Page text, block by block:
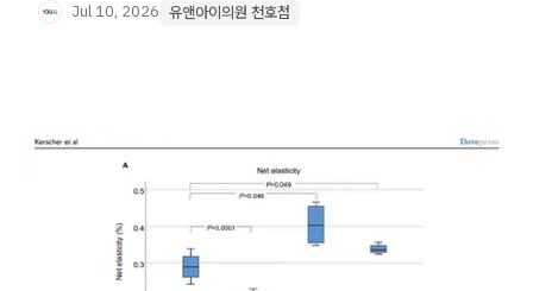
Jul 10, 2026 유앤아이의원 천호점